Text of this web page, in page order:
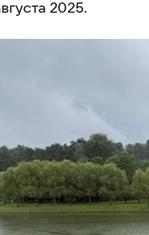
2025.